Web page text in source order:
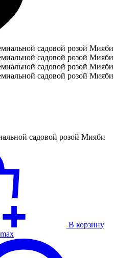
садовой розой Мияби
В корзину